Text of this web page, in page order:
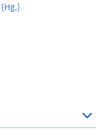
(Hg.)